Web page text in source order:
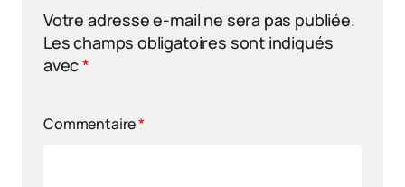
Votre adresse e-mail ne sera pas publiée.
Les champs obligatoires sont indiqués
avec*
Commentaire*